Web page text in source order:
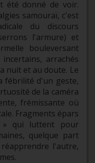
été donné de voir.
samouraï, c'est
du discours
l'armure) et
bouleversant
arrachés
nuit et au doute. Le
fébrilité d'un geste,
de la caméra
frémissante où
Fragments épars
» qui luttent pour
quelque part
l'autre,